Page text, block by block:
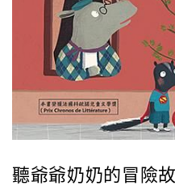
聽爺爺奶奶的冒險